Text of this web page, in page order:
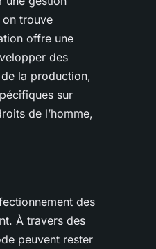
on trouve
offre une
des
la production,
sur
de l’homme,
des
À travers des
peuvent rester